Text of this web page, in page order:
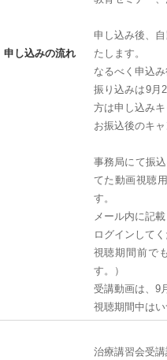
申し込みの流れ
申し込み後、
たします。
なるべく申込
振り込みは9月
方は申し込みキ
お振込後のキ
事務局にて振
てた動画視聴
す。
メール内に記
ログインしてく
視聴期間前で
す。）
受講動画は、9
視聴期間中は
治療講習会受